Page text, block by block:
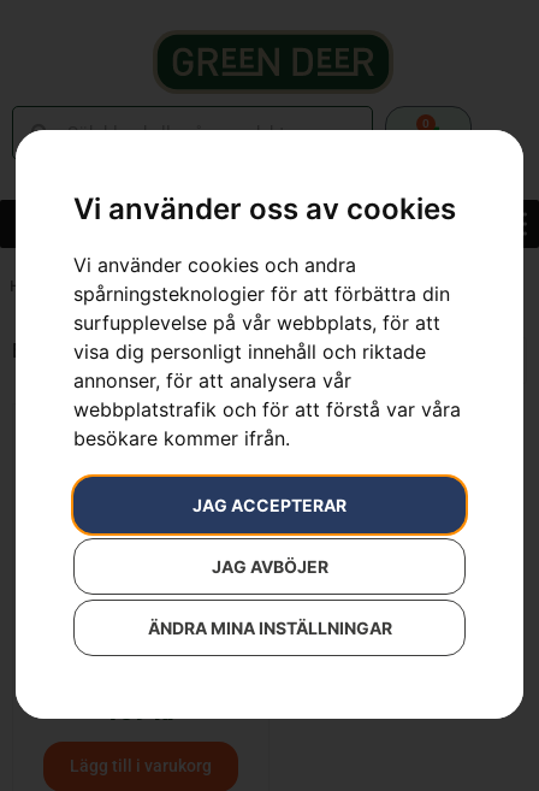
Vi använder oss av cookies
Vi använder cookies och andra
spårningsteknologier för att förbättra din
surfupplevelse på vår webbplats, för att
visa dig personligt innehåll och riktade
annonser, för att analysera vår
webbplatstrafik och för att förstå var våra
besökare kommer ifrån.
JAG ACCEPTERAR
JAG AVBÖJER
ÄNDRA MINA INSTÄLLNINGAR
0
Hem 7391883008157
Endast ett sökresultat
159kr
Lägg till i varukorg